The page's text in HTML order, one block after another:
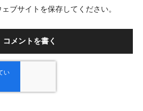
ブサイトを保存してください。